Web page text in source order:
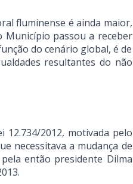
fluminense é ainda maior,
Município passou a receber
do cenário global, é de
resultantes do não
12.734/2012, motivada pelo
necessitava a mudança de
então presidente Dilma